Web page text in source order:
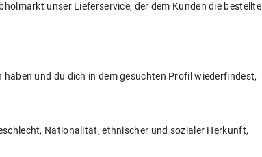
unser Lieferservice, der dem Kunden die bestellte
und du dich in dem gesuchten Profil wiederfindest,
Nationalität, ethnischer und sozialer Herkunft,